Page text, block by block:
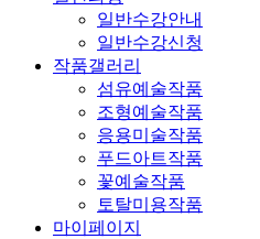
일반수강안내
일반수강신청
작품갤러리
섬유예술작품
조형예술작품
응용미술작품
푸드아트작품
꽃예술작품
토탈미용작품
마이페이지